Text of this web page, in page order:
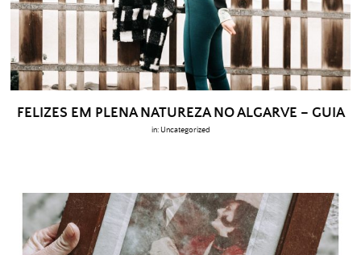
FELIZES EM PLENA NATUREZA NO ALGARVE – GUIA
in: Uncategorized